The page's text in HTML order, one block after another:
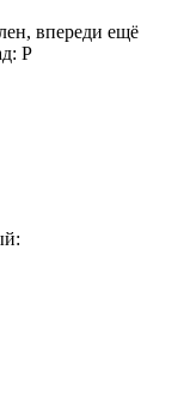
впереди ещё
Р